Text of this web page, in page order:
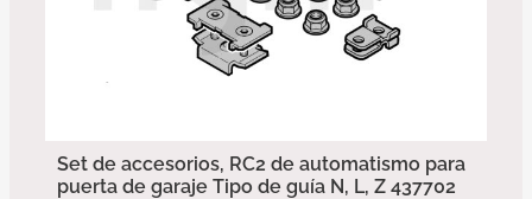
Set de accesorios, RC2 de automatismo para
puerta de garaje Tipo de guía N, L, Z 437702